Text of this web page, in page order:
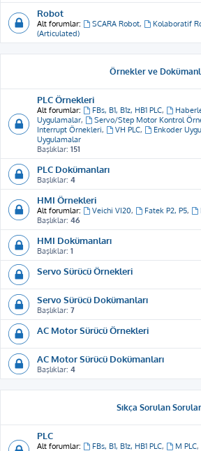
Robot
Alt forumlar: SCARA Robot, Kolaboratif
(Articulated)
Örnekler ve
PLC Örnekleri
Alt forumlar: FBs, B1, B1z, HB1 PLC,
Uygulamalar, Servo/Step Motor Kontrol
Interrupt Örnekleri, VH PLC, Enkoder
Uygulamalar
Başlıklar: 151
PLC Dokümanları
Başlıklar: 4
HMI Örnekleri
Alt forumlar: Veichi VI20, Fatek P2, P5,
Başlıklar: 46
HMI Dokümanları
Başlıklar: 1
Servo Sürücü Örnekleri
Servo Sürücü Dokümanları
Başlıklar: 7
AC Motor Sürücü Örnekleri
AC Motor Sürücü Dokümanları
Başlıklar: 4
Sıkça Sorulan Sorular
PLC
Alt forumlar: FBs, B1, B1z, HB1 PLC, M PLC,